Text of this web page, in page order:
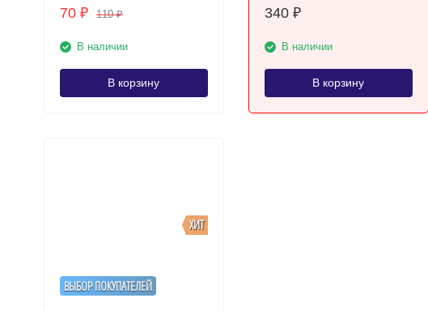
70 ₽ 110₽
В наличии
В корзину
340 ₽
В наличии
В корзину
ВЫБОР ПОКУПАТЕЛЕЙ
ХИТ